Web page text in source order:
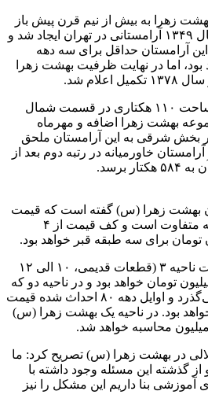
زهرا به بیش از نیم‌ قرن پیش باز
می‌گردد؛ روز ۲۵ تیر ماه سال ۱۳۴۹ آرامستانی در تهران ایجاد شد و
آرامستان حداقل برای سه دهه
بود، اما در نهایت ظرفیت بهشت زهرا
شد.
در نهایت نیز همان سال، مساحت ۱۱۰ هکتاری در قسمت شمال
بهشت زهرا اضافه و مهرماه
دیگر در بخش شرقی به این آرامستان ملحق
خاورمیانه در رتبه دوم بعد از
برسد.
بهشت زهرا (س) گفته است که قیمت
قبور در ۳ ناحیه یک، دو و سه متفاوت است و کف قیمت از ۴
تاجیک تصریح کرد: در قطعات ناحیه ۳ (قطعات قدیمی، ۱۰ الی ۱۲
قیمت ۳ طبقه، ۴۵ میلیون تومان خواهد بود و در ناحیه دو که
حدود ۲۴ سال از عمر آن می‌گذرد و اوایل دهه ۸۰ احداث شده قیمت
تومان خواهد بود. در ناحیه یک بهشت زهرا (س)
در بهشت زهرا (س) تصریح کرد: ما
گذشته این مسئله وجود داشته با
بنا داریم این مشکل را نیز